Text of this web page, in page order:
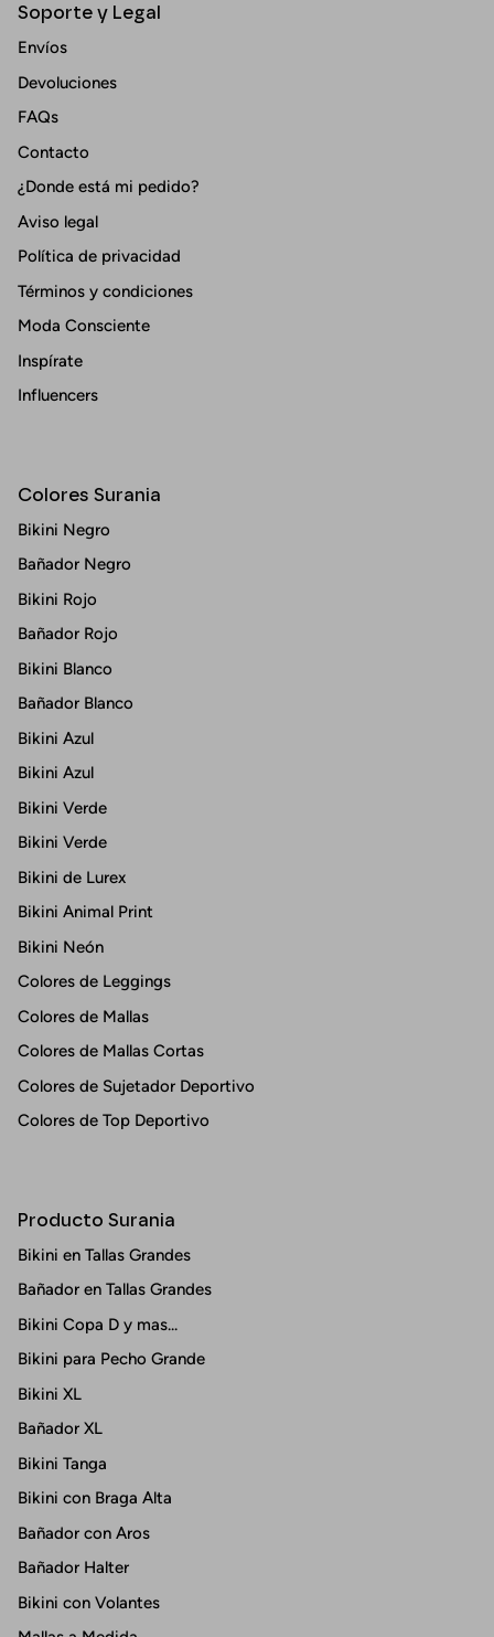
Soporte y Legal
Envíos
Devoluciones
FAQs
Contacto
¿Donde está mi pedido?
Aviso legal
Política de privacidad
Términos y condiciones
Moda Consciente
Inspírate
Influencers
Colores Surania
Bikini Negro
Bañador Negro
Bikini Rojo
Bañador Rojo
Bikini Blanco
Bañador Blanco
Bikini Azul
Bikini Azul
Bikini Verde
Bikini Verde
Bikini de Lurex
Bikini Animal Print
Bikini Neón
Colores de Leggings
Colores de Mallas
Colores de Mallas Cortas
Colores de Sujetador Deportivo
Colores de Top Deportivo
Producto Surania
Bikini en Tallas Grandes
Bañador en Tallas Grandes
Bikini Copa D y mas...
Bikini para Pecho Grande
Bikini XL
Bañador XL
Bikini Tanga
Bikini con Braga Alta
Bañador con Aros
Bañador Halter
Bikini con Volantes